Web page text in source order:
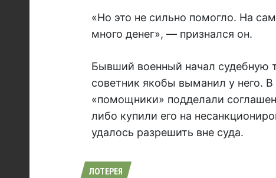
«Но это не сильно помогло. На
много денег», — признался он.
Бывший военный начал судебную
советник якобы выманил у него.
«помощники» подделали
либо купили его на
удалось разрешить вне суда.
ЛОТЕРЕЯ